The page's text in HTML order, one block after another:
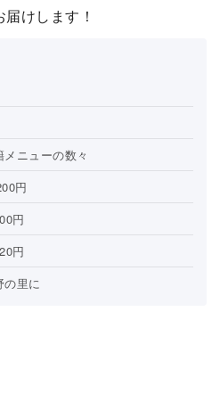
けします！
ニューの数々
円
円
円
里に